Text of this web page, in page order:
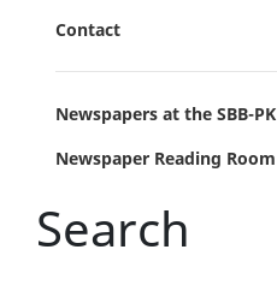
Contact
Newspapers at the SBB-PK
Newspaper Reading Room
Search